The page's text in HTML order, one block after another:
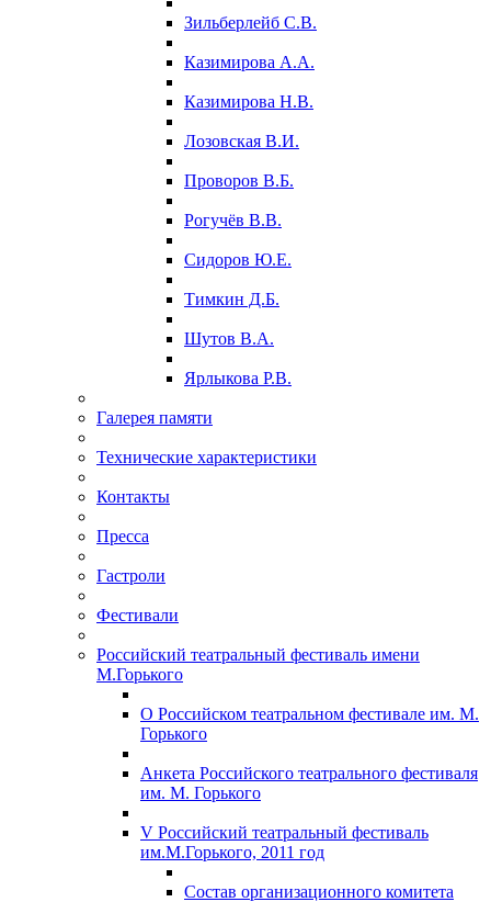
Зильберлейб С.В.
Казимирова А.А.
Казимирова Н.В.
Лозовская В.И.
Проворов В.Б.
Рогучёв В.В.
Сидоров Ю.Е.
Тимкин Д.Б.
Шутов В.А.
Ярлыкова Р.В.
Галерея памяти
Технические характеристики
Контакты
Пресса
Гастроли
Фестивали
Российский театральный фестиваль имени
М.Горького
О Российском театральном фестивале им. М.
Горького
Анкета Российского театрального фестиваля
им. М. Горького
V Российский театральный фестиваль
им.М.Горького, 2011 год
Состав организационного комитета